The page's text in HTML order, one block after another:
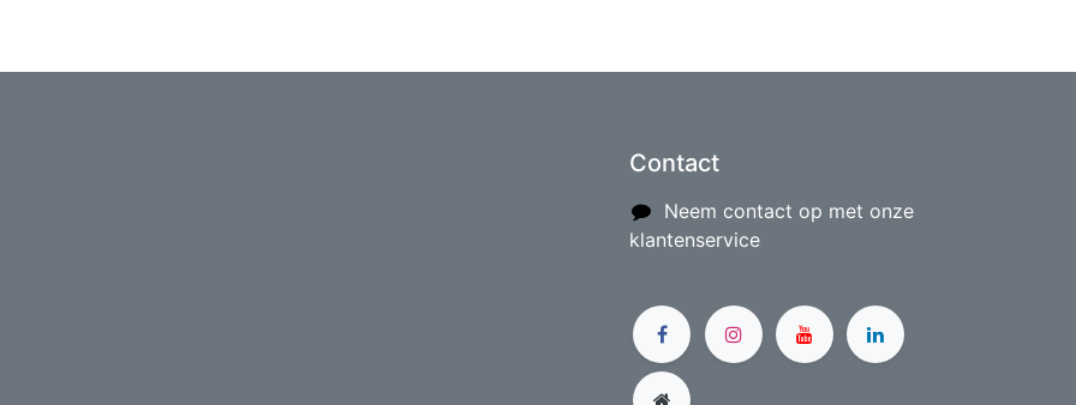
Contact
Neem contact op met onze
klantenservice